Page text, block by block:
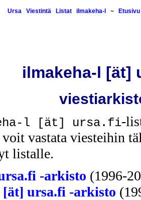
Ursa Viestintä Listat ilmakeha-l ~ Etusivu
ilmakeha-l [ät]
l [ät] ursa.fi-
vastata viesteihin
listalle.
-arkisto (1996-
ursa.fi -arkisto